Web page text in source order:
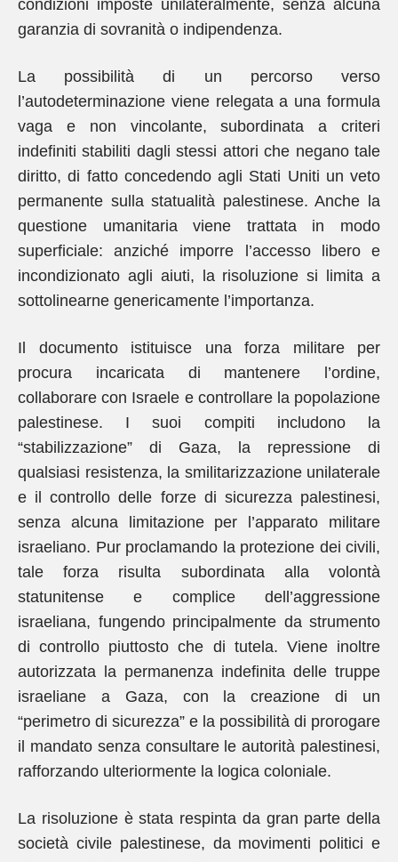
condizioni imposte unilateralmente, senza alcuna
garanzia di sovranità o indipendenza.
La possibilità di un percorso verso
l’autodeterminazione viene relegata a una formula
vaga e non vincolante, subordinata a criteri
indefiniti stabiliti dagli stessi attori che negano tale
diritto, di fatto concedendo agli Stati Uniti un veto
permanente sulla statualità palestinese. Anche la
questione umanitaria viene trattata in modo
superficiale: anziché imporre l’accesso libero e
incondizionato agli aiuti, la risoluzione si limita a
sottolinearne genericamente l’importanza.
Il documento istituisce una forza militare per
procura incaricata di mantenere l’ordine,
collaborare con Israele e controllare la popolazione
palestinese. I suoi compiti includono la
“stabilizzazione” di Gaza, la repressione di
qualsiasi resistenza, la smilitarizzazione unilaterale
e il controllo delle forze di sicurezza palestinesi,
senza alcuna limitazione per l’apparato militare
israeliano. Pur proclamando la protezione dei civili,
tale forza risulta subordinata alla volontà
statunitense e complice dell’aggressione
israeliana, fungendo principalmente da strumento
di controllo piuttosto che di tutela. Viene inoltre
autorizzata la permanenza indefinita delle truppe
israeliane a Gaza, con la creazione di un
“perimetro di sicurezza” e la possibilità di prorogare
il mandato senza consultare le autorità palestinesi,
rafforzando ulteriormente la logica coloniale.
La risoluzione è stata respinta da gran parte della
società civile palestinese, da movimenti politici e